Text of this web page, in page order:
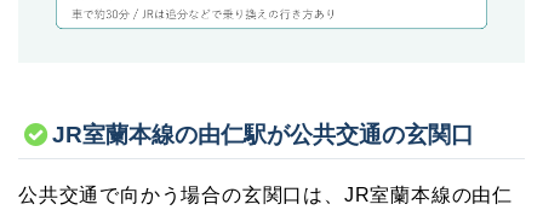
JR室蘭本線の由仁駅が公共交通の玄関口
公共交通で向かう場合の玄関口は、JR室蘭本線の由仁